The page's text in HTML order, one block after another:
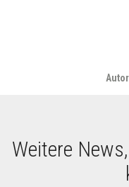
Weitere